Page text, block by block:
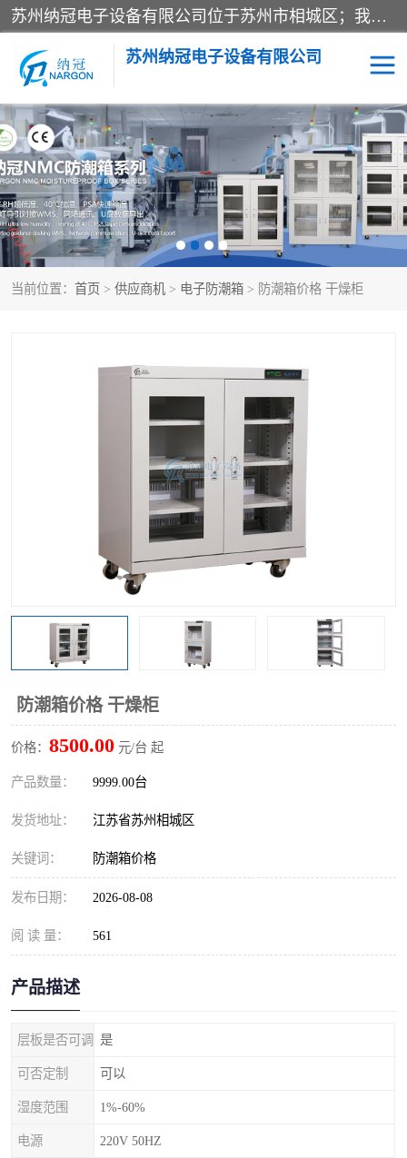
苏州纳冠电子设备有限公司位于苏州市相城区；我司依托国外先进技术结合国内用户的需求，为客户提供具有WMS功能的超低湿快速除湿电子防潮，压缩空气连续干燥柜、智能物料管理氮气储物柜、自制氮氮气柜、防潮氮气组合柜、不锈钢洁净氮气柜、洁净储物柜、石墨舟柜、亮灯导引丝网板存储柜、PCB柔性板气密干燥柜等
苏州纳冠电子设备有限公司
当前位置： 首页 > 供应商机 > 电子防潮箱 > 防潮箱价格 干燥柜
防潮箱价格 干燥柜
价格： 8500.00 元/台 起
产品数量： 9999.00台
发货地址： 江苏省苏州相城区
关键词： 防潮箱价格
发布日期： 2026-08-08
阅 读 量： 561
产品描述
层板是否可调 是
可否定制 可以
湿度范围 1%-60%
电源 220V 50HZ
电子防潮箱 氮气柜
智能料架 干燥箱